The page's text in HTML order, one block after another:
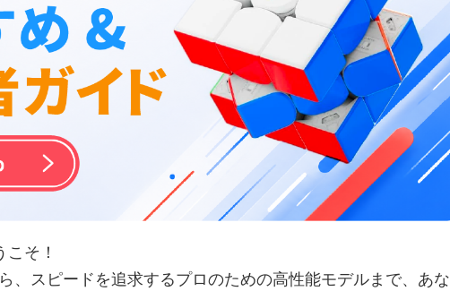
そ！
、スピードを追求するプロのための高性能モデルまで、あな